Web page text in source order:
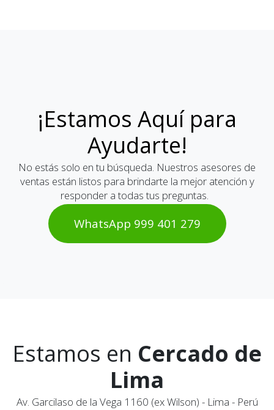
¡Estamos Aquí para
Ayudarte!
No estás solo en tu búsqueda. Nuestros asesores de
ventas están listos para brindarte la mejor atención y
responder a todas tus preguntas.
WhatsAp​​​​p 999 401 2​​79
Estamos en Cercado de
Lima
Av. Garcilaso de la Vega 1160 (ex Wilson) - Lima - Perú